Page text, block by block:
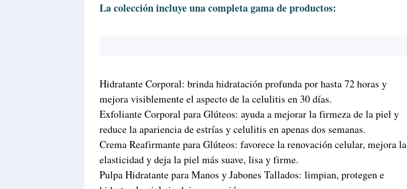
La colección incluye una completa gama de productos:
Hidratante Corporal: brinda hidratación profunda por hasta 72 horas y
mejora visiblemente el aspecto de la celulitis en 30 días.
Exfoliante Corporal para Glúteos: ayuda a mejorar la firmeza de la piel y
reduce la apariencia de estrías y celulitis en apenas dos semanas.
Crema Reafirmante para Glúteos: favorece la renovación celular, mejora la
elasticidad y deja la piel más suave, lisa y firme.
Pulpa Hidratante para Manos y Jabones Tallados: limpian, protegen e